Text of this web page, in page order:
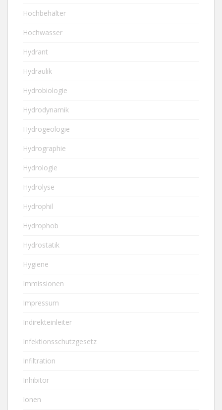
Hochbehälter
Hochwasser
Hydrant
Hydraulik
Hydrobiologie
Hydrodynamik
Hydrogeologie
Hydrographie
Hydrologie
Hydrolyse
Hydrophil
Hydrophob
Hydrostatik
Hygiene
Immissionen
Impressum
Indirekteinleiter
Infektionsschutzgesetz
Infiltration
Inhibitor
Ionen